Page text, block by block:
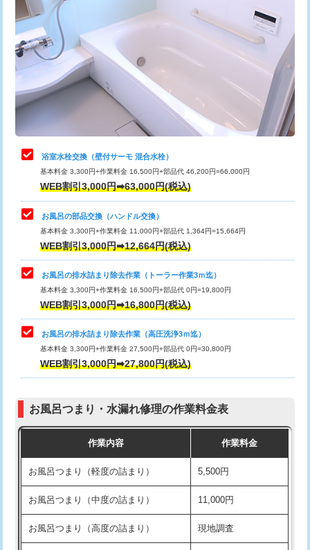
追加トーラー機使用/3m超え
カメラ調査 33,000円
桝清掃 8,800円
止水・漏水調査・防水処理・清掃・修
理・調整・分解・加工など（軽作業）
止水・漏水調査・防水処理・清掃・修
理・調整・分解・加工など（中作業）
22,000円
止水・漏水調査・防水処理・清掃・修
理・調整・分解・加工など（重作業）
33,000円
トイレタンク脱着
トイレ便器脱着
タンクレストイレ脱着 33,000円
小便器トイレ脱着
その他部品の脱着 8,800円～
交換・取付（タンク）
交換・取付（普通便座） 11,000円+材料費
交換・取付（温水洗浄便座） 16,500円+材料費
交換・取付(単水栓（壁付・デッキ
式）)
13,200円+材料費
交換・取付(混合水栓（壁付・デッキ
式・ワンホール）)
16,500円+材料費
浴室水栓交換（壁付サーモ 混合水栓）
基本料金 3,300円+作業料金 16,500円+部品代 46,200円=66,000円
WEB割引3,000円➡63,000円(税込)
お風呂の部品交換（ハンドル交換）
基本料金 3,300円+作業料金 11,000円+部品代 1,364円=15,664円
WEB割引3,000円➡12,664円(税込)
お風呂の排水詰まり除去作業（トーラー作業3ｍ迄）
基本料金 3,300円+作業料金 16,500円+部品代 0円=19,800円
WEB割引3,000円➡16,800円(税込)
お風呂の排水詰まり除去作業（高圧洗浄3ｍ迄）
基本料金 3,300円+作業料金 27,500円+部品代 0円=30,800円
WEB割引3,000円➡27,800円(税込)
お風呂つまり・水漏れ修理の作業料金表
作業内容 作業料金
お風呂つまり（軽度の詰まり） 5,500円
お風呂つまり（中度の詰まり） 11,000円
お風呂つまり（高度の詰まり） 現地調査